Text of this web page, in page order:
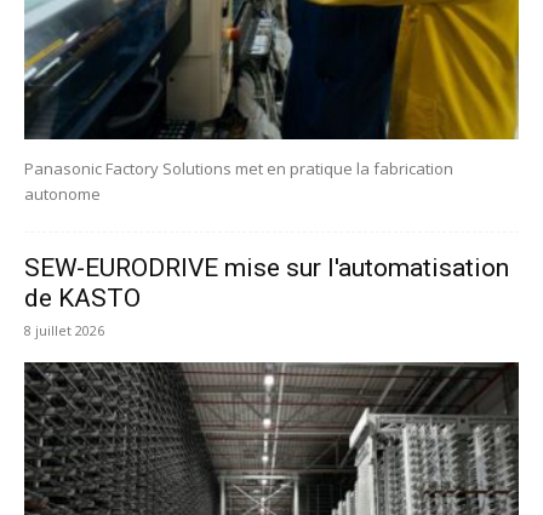
Panasonic Factory Solutions met en pratique la fabrication
autonome
SEW-EURODRIVE mise sur l'automatisation
de KASTO
8 juillet 2026